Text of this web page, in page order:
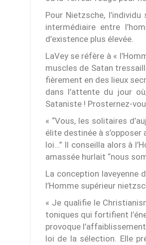
Pour Nietzsche,
intermédiaire entre
d’existence plus élevée.
LaVey se réfère à «
muscles de Satan
fièrement en des lieux
dans l’attente du jour
Sataniste ! Prosternez-
« “Vous, les solitaires
élite destinée à
loi…” Il conseilla alors à
amassée hurlait “nous
La conception laveyenne
l’Homme supérieur
« Je qualifie le
toniques qui fortifient
provoque
loi de la sélection. Elle